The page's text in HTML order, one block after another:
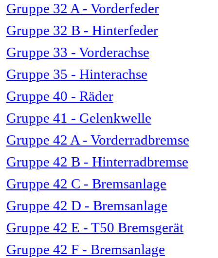
Gruppe 32 A - Vorderfeder
Gruppe 32 B - Hinterfeder
Gruppe 33 - Vorderachse
Gruppe 35 - Hinterachse
Gruppe 40 - Räder
Gruppe 41 - Gelenkwelle
Gruppe 42 A - Vorderradbremse
Gruppe 42 B - Hinterradbremse
Gruppe 42 C - Bremsanlage
Gruppe 42 D - Bremsanlage
Gruppe 42 E - T50 Bremsgerät
Gruppe 42 F - Bremsanlage